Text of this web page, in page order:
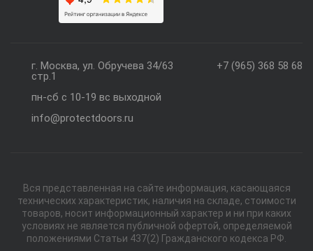
+7 (965) 368 58 68
г. Москва, ул. Обручева 34/63
стр.1
пн-сб с 10-19 вс выходной
info@protectdoors.ru
Вся представленная на сайте информация, касающаяся
технических характеристик, наличия на складе, стоимости
товаров, носит информационный характер и ни при каких
условиях не является публичной офертой, определяемой
положениями Статьи 437(2) Гражданского кодекса РФ.